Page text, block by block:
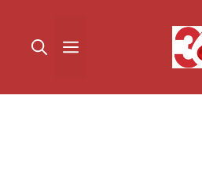
القائمة